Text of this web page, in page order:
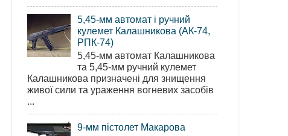
5,45-мм автомат і ручний
кулемет Калашникова (АК-74,
РПК-74)
5,45-мм автомат Калашникова
та 5,45-мм ручний кулемет
Калашникова призначені для знищення
живої сили та ураження вогневих засобів
...
9-мм пістолет Макарова